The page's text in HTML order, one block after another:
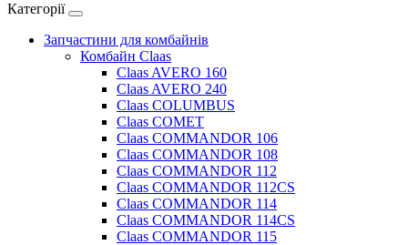
Категорії
Запчастини для комбайнів
Комбайн Claas
Claas AVERO 160
Claas AVERO 240
Claas COLUMBUS
Claas COMET
Claas COMMANDOR 106
Claas COMMANDOR 108
Claas COMMANDOR 112
Claas COMMANDOR 112CS
Claas COMMANDOR 114
Claas COMMANDOR 114CS
Claas COMMANDOR 115